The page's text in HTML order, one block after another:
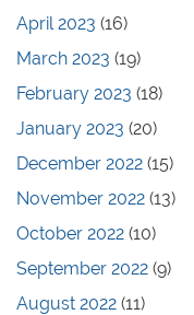
April 2023 (16)
March 2023 (19)
February 2023 (18)
January 2023 (20)
December 2022 (15)
November 2022 (13)
October 2022 (10)
September 2022 (9)
August 2022 (11)